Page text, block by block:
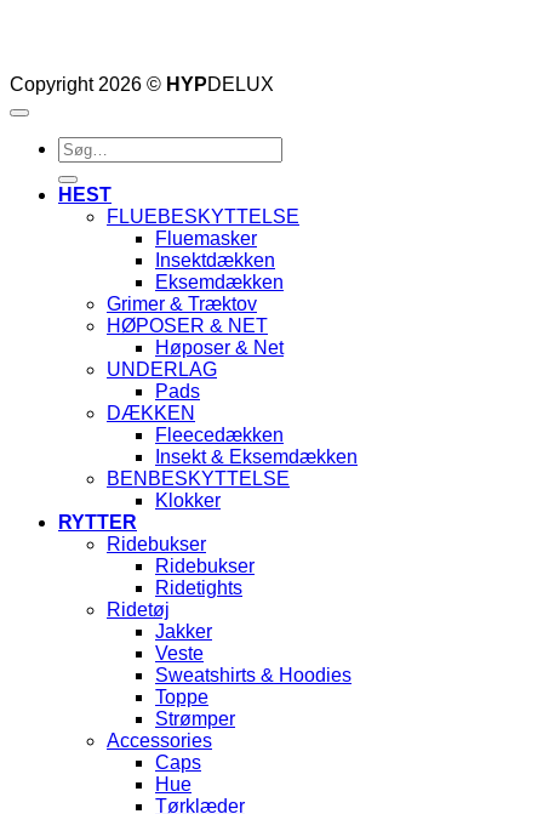
Copyright 2026 © HYPDELUX
Søg
efter:
HEST
FLUEBESKYTTELSE
Fluemasker
Insektdækken
Eksemdækken
Grimer & Træktov
HØPOSER & NET
Høposer & Net
UNDERLAG
Pads
DÆKKEN
Fleecedækken
Insekt & Eksemdækken
BENBESKYTTELSE
Klokker
RYTTER
Ridebukser
Ridebukser
Ridetights
Ridetøj
Jakker
Veste
Sweatshirts & Hoodies
Toppe
Strømper
Accessories
Caps
Hue
Tørklæder